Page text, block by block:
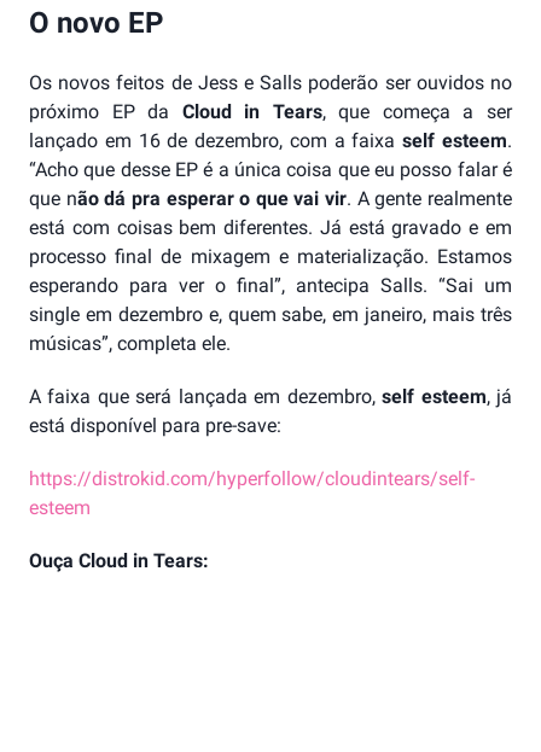
O novo EP
Os novos feitos de Jess e Salls poderão ser ouvidos no
próximo EP da Cloud in Tears, que começa a ser
lançado em 16 de dezembro, com a faixaself esteem.
“Acho que desse EP é a única coisa que eu posso falar é
que não dá pra esperar o que vai vir. A gente realmente
está com coisas bem diferentes. Já está gravado e em
processo final de mixagem e materialização. Estamos
esperando para ver o final”, antecipa Salls. “Sai um
single em dezembro e, quem sabe, em janeiro, mais três
músicas”, completa ele.
A faixa que será lançada em dezembro,self esteem, já
está disponível para pre-save:
https://distrokid.com/hyperfollow/cloudintears/self-
esteem
Ouça Cloud in Tears: